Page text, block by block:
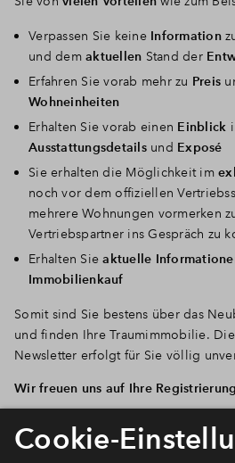
Verpassen Sie keine Information
und dem aktuellen Stand der
Erfahren Sie vorab mehr zu Preis
Wohneinheiten
Erhalten Sie vorab einen Einblick
Ausstattungsdetailsund Exposé
Sie erhalten die Möglichkeit im
noch vor dem offiziellen
mehrere Wohnungen vormerken
Vertriebspartner ins Gespräch zu
Erhalten Sieaktuelle
Immobilienkauf
Somit sind Sie bestens über das
und finden Ihre Traumimmobilie.
Newsletter erfolgt für Sie völlig
Wir freuen uns auf Ihre